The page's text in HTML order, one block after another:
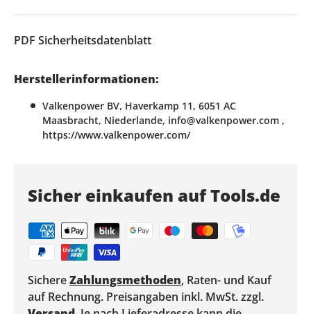
PDF Sicherheitsdatenblatt
Herstellerinformationen:
Valkenpower BV, Haverkamp 11, 6051 AC
Maasbracht, Niederlande, info@valkenpower.com ,
https://www.valkenpower.com/
Sicher einkaufen auf Tools.de
SichereZahlungsmethoden, Raten- und Kauf
auf Rechnung. Preisangaben inkl. MwSt. zzgl.